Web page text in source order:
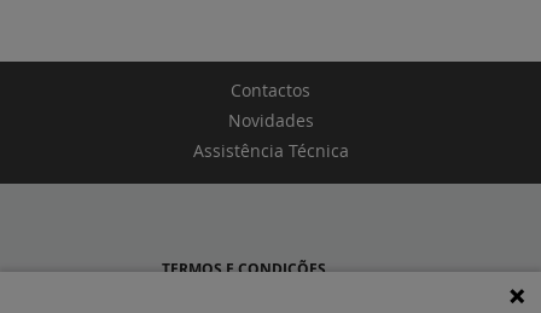
Contactos
Novidades
Assistência Técnica
TERMOS E CONDIÇÕES